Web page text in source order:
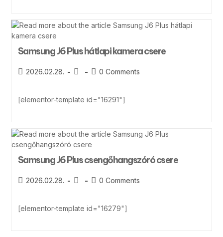
Samsung J6 Plus hátlapi kamera csere
2026.02.28. 0 Comments
[elementor-template id="16291"]
Samsung J6 Plus csengőhangszóró csere
2026.02.28. 0 Comments
[elementor-template id="16279"]